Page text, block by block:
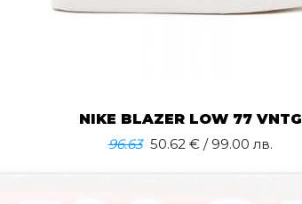
NIKE BLAZER LOW 77 VNTG
96.63 50.62€ / 99.00 лв.